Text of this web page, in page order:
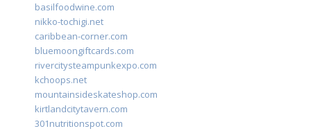
basilfoodwine.com
nikko-tochigi.net
caribbean-corner.com
bluemoongiftcards.com
rivercitysteampunkexpo.com
kchoops.net
mountainsideskateshop.com
kirtlandcitytavern.com
301nutritionspot.com